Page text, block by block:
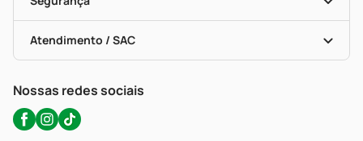
Troca E Devolução
Bulas De A A Z
Políticas De Marketplace
Testes Rápidos
Autoteste Covid-19
Certificado De Segurança
Portal Da Privacidade
Atendimento / SAC
WhatsApp (47) 9202-1687
Nossas redes sociais